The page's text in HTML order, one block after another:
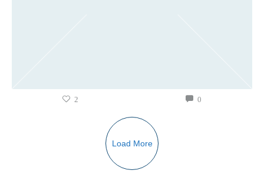
2 0
Load More